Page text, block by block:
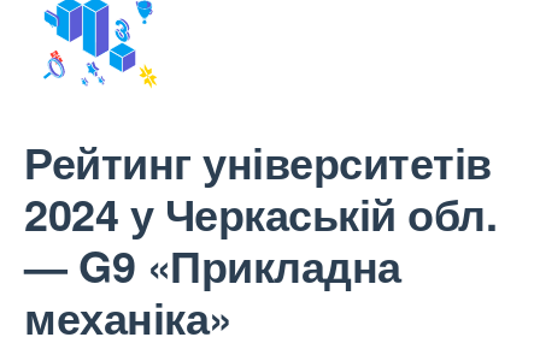
Рейтинг університетів
2024 у Черкаській обл.
— G9 «Прикладна
механіка»